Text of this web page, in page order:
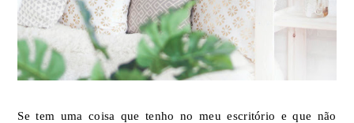
Se tem uma coisa que tenho no meu escritório e que não